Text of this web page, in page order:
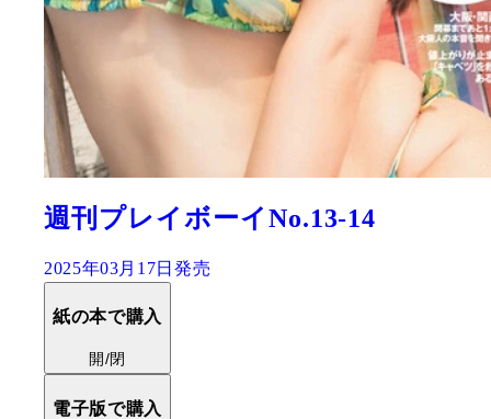
週刊プレイボーイNo.13-14
2025年03月17日発売
紙の本で購入
開/閉
電子版で購入